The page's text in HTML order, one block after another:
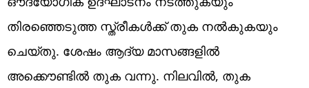
തിരഞ്ഞെടുത്ത സ്ത്രീകൾക്ക് തുക നൽകുകയും
ചെയ്തു. ശേഷം ആദ്യ മാസങ്ങളിൽ
അക്കൌണ്ടിൽ തുക വന്നു. നിലവിൽ, തുക